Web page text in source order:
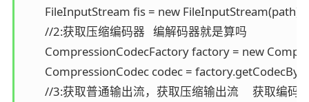
        FileInputStream fis = new FileInputStream(path);
        //2:获取压缩编码器   编解码器就是算吗
CompressionCodecFactory factory = new
CompressionCodec codec =
//3:获取普通输出流，获取压缩输出流     获取编